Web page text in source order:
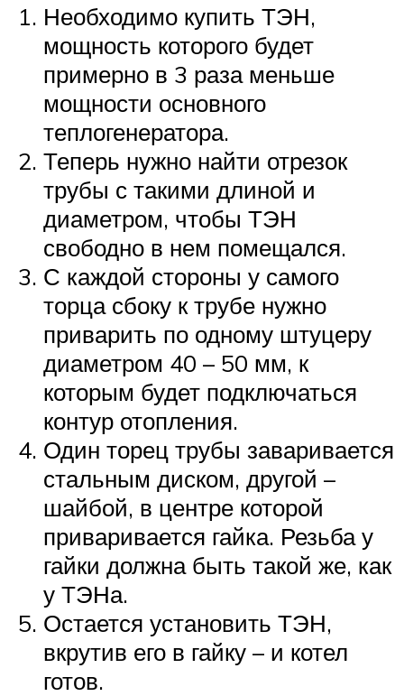
Необходимо купить ТЭН,
мощность которого будет
примерно в 3 раза меньше
мощности основного
теплогенератора.
Теперь нужно найти отрезок
трубы с такими длиной и
диаметром, чтобы ТЭН
свободно в нем помещался.
С каждой стороны у самого
торца сбоку к трубе нужно
приварить по одному штуцеру
диаметром 40 – 50 мм, к
которым будет подключаться
контур отопления.
Один торец трубы заваривается
стальным диском, другой –
шайбой, в центре которой
приваривается гайка. Резьба у
гайки должна быть такой же, как
у ТЭНа.
Остается установить ТЭН,
вкрутив его в гайку – и котел
готов.